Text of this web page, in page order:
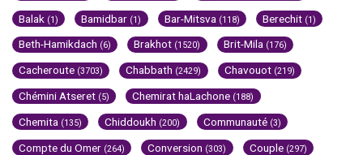
Balak (1) Bamidbar (1) Bar-Mitsva (118) Berechit (1)
Beth-Hamikdach (6) Brakhot (1520) Brit-Mila (176)
Cacheroute (3703) Chabbath (2429) Chavouot (219)
Chémini Atseret (5) Chemirat haLachone (188)
Chemita (135) Chiddoukh (200) Communauté (3)
Compte du Omer (264) Conversion (303) Couple (297)